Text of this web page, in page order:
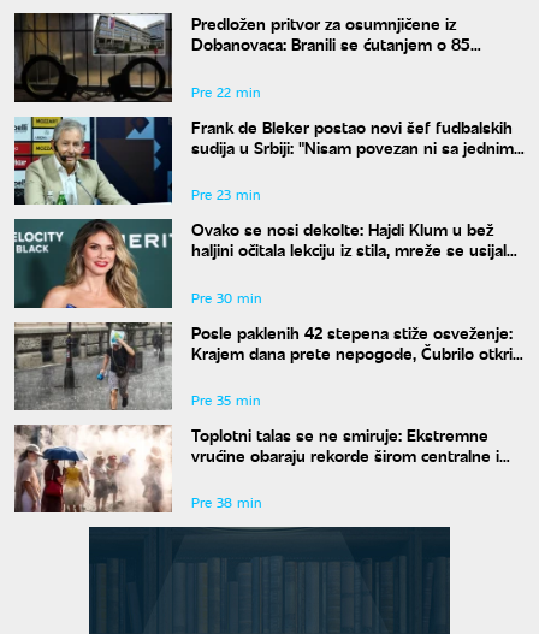
Predložen pritvor za osumnjičene iz
Dobanovaca: Branili se ćutanjem o 85
Pre 22 min
Frank de Bleker postao novi šef fudbalskih
sudija u Srbiji: "Nisam povezan ni sa jednim
Pre 23 min
Ovako se nosi dekolte: Hajdi Klum u bež
haljini očitala lekciju iz stila, mreže se usijale
Pre 30 min
Posle paklenih 42 stepena stiže osveženje:
Krajem dana prete nepogode, Čubrilo otkrio
Pre 35 min
Toplotni talas se ne smiruje: Ekstremne
vrućine obaraju rekorde širom centralne i
Pre 38 min